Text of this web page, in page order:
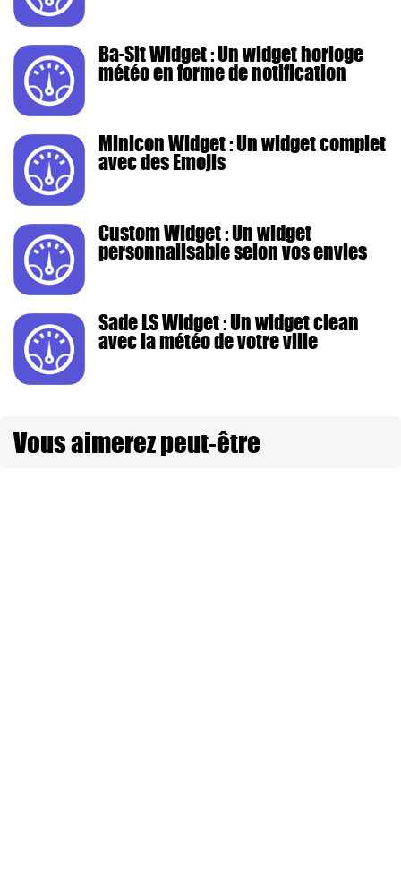
Ba-Sit Widget : Un widget horloge
météo en forme de notification
Minicon Widget : Un widget complet
avec des Emojis
Custom Widget : Un widget
personnalisable selon vos envies
Sade LS Widget : Un widget clean
avec la météo de votre ville
Vous aimerez peut-être